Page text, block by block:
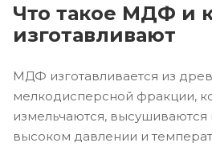
Что такое МДФ и
изготавливают
МДФ изготавливается из
мелкодисперсной фракции,
измельчаются,
высоком давлении и